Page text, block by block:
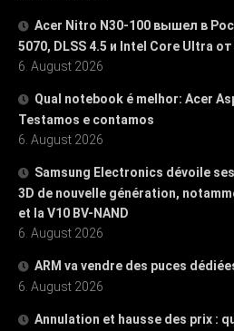
Acer Nitro N30-100 вышел в
5070, DLSS 4.5 и Intel Core Ultra от
6. August 2026
Qual notebook é melhor: Acer
Testamos e contamos
6. August 2026
Samsung Electronics dévoile
3D de nouvelle génération,
et la V10 BV-NAND
6. August 2026
ARM va vendre des puces
6. August 2026
Annulation et hausse des prix :